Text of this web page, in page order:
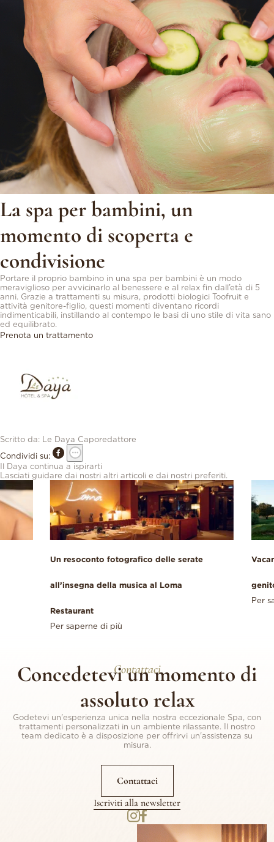
La spa per bambini, un
momento di scoperta e
condivisione
Portare il proprio bambino in una spa per bambini è un modo
meraviglioso per avvicinarlo al benessere e al relax fin dall’età di 5
anni. Grazie a trattamenti su misura, prodotti biologici Toofruit e
attività genitore-figlio, questi momenti diventano ricordi
indimenticabili, instillando al contempo le basi di uno stile di vita sano
ed equilibrato.
Prenota un trattamento
Scritto da: Le Daya Caporedattore
Condividi su:
Il Daya continua a ispirarti
Lasciati guidare dai nostri altri articoli e dai nostri preferiti.
Vacanze in famiglia nel Var : relax per i
genitori, avventure per i bambini
Contattaci
Concedetevi un momento di
assoluto relax
Godetevi un'esperienza unica nella nostra eccezionale Spa, con
trattamenti personalizzati in un ambiente rilassante. Il nostro
team dedicato è a disposizione per offrirvi un'assistenza su
misura.
Contattaci
Iscriviti alla newsletter